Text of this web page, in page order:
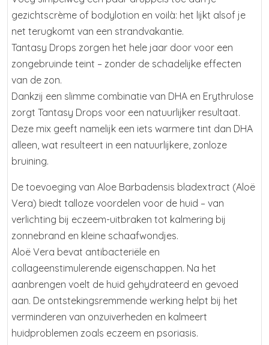
gezichtscrème of bodylotion en voilà: het lijkt alsof je
net terugkomt van een strandvakantie.
Tantasy Drops zorgen het hele jaar door voor een
zongebruinde teint – zonder de schadelijke effecten
van de zon.
Dankzij een slimme combinatie van DHA en Erythrulose
zorgt Tantasy Drops voor een natuurlijker resultaat.
Deze mix geeft namelijk een iets warmere tint dan DHA
alleen, wat resulteert in een natuurlijkere, zonloze
bruining.
De toevoeging van Aloe Barbadensis bladextract (Aloë
Vera) biedt talloze voordelen voor de huid – van
verlichting bij eczeem-uitbraken tot kalmering bij
zonnebrand en kleine schaafwondjes.
Aloë Vera bevat antibacteriële en
collageenstimulerende eigenschappen. Na het
aanbrengen voelt de huid gehydrateerd en gevoed
aan. De ontstekingsremmende werking helpt bij het
verminderen van onzuiverheden en kalmeert
huidproblemen zoals eczeem en psoriasis.